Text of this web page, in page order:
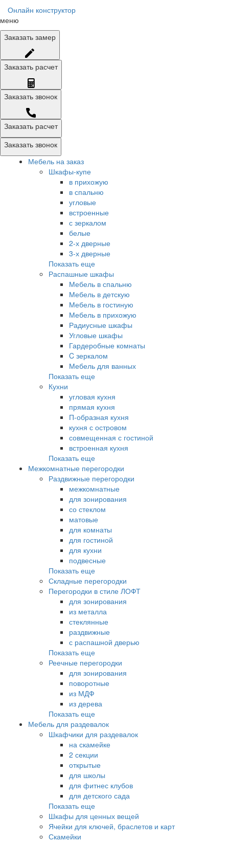
Онлайн конструктор
меню
Заказать замер
Заказать расчет
Заказать звонок
Заказать расчет
Заказать звонок
Мебель на заказ
Шкафы-купе
в прихожую
в спальню
угловые
встроенные
с зеркалом
белые
2-х дверные
3-х дверные
Показать еще
Распашные шкафы
Мебель в спальню
Мебель в детскую
Мебель в гостиную
Мебель в прихожую
Радиусные шкафы
Угловые шкафы
Гардеробные комнаты
C зеркалом
Мебель для ванных
Показать еще
Кухни
угловая кухня
прямая кухня
П-образная кухня
кухня с островом
совмещенная с гостиной
встроенная кухня
Показать еще
Межкомнатные перегородки
Раздвижные перегородки
межкомнатные
для зонирования
со стеклом
матовые
для комнаты
для гостиной
для кухни
подвесные
Показать еще
Складные перегородки
Перегородки в стиле ЛОФТ
для зонирования
из металла
стеклянные
раздвижные
с распашной дверью
Показать еще
Реечные перегородки
для зонирования
поворотные
из МДФ
из дерева
Показать еще
Мебель для раздевалок
Шкафчики для раздевалок
на скамейке
2 секции
открытые
для школы
для фитнес клубов
для детского сада
Показать еще
Шкафы для ценных вещей
Ячейки для ключей, браслетов и карт
Скамейки